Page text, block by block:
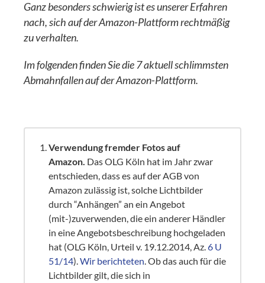
Ganz besonders schwierig ist es unserer Erfahren
nach, sich auf der Amazon-Plattform rechtmäßig
zu verhalten.
Im folgenden finden Sie die 7 aktuell schlimmsten
Abmahnfallen auf der Amazon-Plattform.
Verwendung fremder Fotos auf
Amazon. Das OLG Köln hat im Jahr zwar
entschieden, dass es auf der AGB von
Amazon zulässig ist, solche Lichtbilder
durch “Anhängen” an ein Angebot
(mit-)zuverwenden, die ein anderer Händler
in eine Angebotsbeschreibung hochgeladen
hat (OLG Köln, Urteil v. 19.12.2014, Az.6 U
51/14).Wir berichteten. Ob das auch für die
Lichtbilder gilt, die sich in